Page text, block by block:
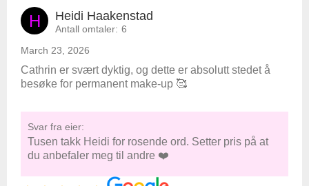
H Heidi Haakenstad
Antall omtaler: 6
March 23, 2026
Cathrin er svært dyktig, og dette er absolutt stedet å
besøke for permanent make-up 🥰
Svar fra eier:
Tusen takk Heidi for rosende ord. Setter pris på at
du anbefaler meg til andre ❤️